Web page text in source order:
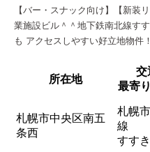
【バー・スナック向け】【新装
業施設ビル＾＾地下鉄南北線す
も アクセスしやすい好立地物件
所在地
交
最寄
札幌市中央区南五
条西
札幌
線
すす